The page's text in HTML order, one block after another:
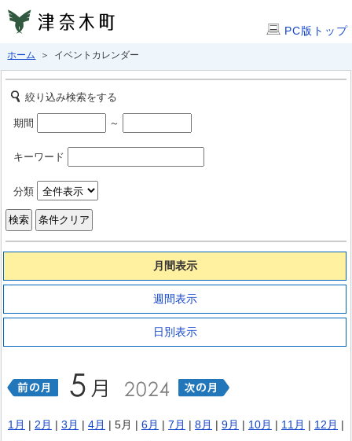
PC版トップ
ホーム ＞ イベントカレンダー
絞り込み検索をする
期間 ～
キーワード
分類
月間表示
週間表示
日別表示
1月 | 2月 | 3月 | 4月 | 5月 | 6月 | 7月 | 8月 | 9月 | 10月 | 11月 | 12月 |